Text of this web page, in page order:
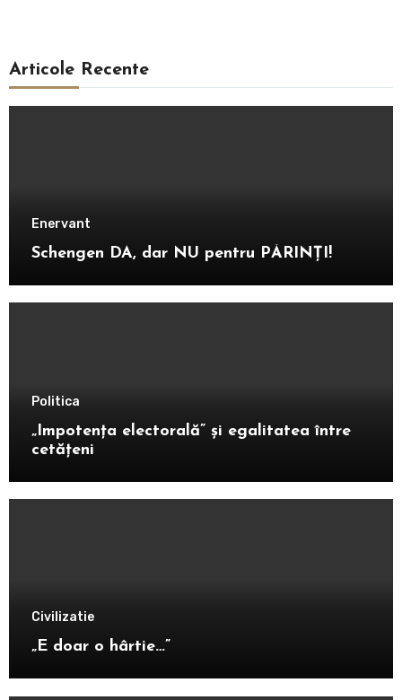
Articole Recente
Enervant
Schengen DA, dar NU pentru PĂRINȚI!
Politica
„Impotența electorală” și egalitatea între
cetățeni
Civilizatie
„E doar o hârtie…”